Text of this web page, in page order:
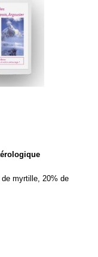
myrtille, 20% de